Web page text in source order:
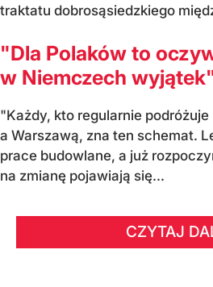
traktatu dobrosąsiedzkiego
"Dla Polaków to
w Niemczech
"Każdy, kto regularnie podróżuje
a Warszawą, zna ten schemat.
prace budowlane, a już
na zmianę pojawiają się...
CZYTAJ